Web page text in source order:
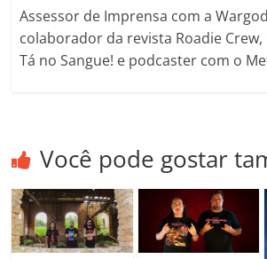
Assessor de Imprensa com a
colaborador da revista Roadie
Tá no Sangue! e podcaster com o
Você pode gostar